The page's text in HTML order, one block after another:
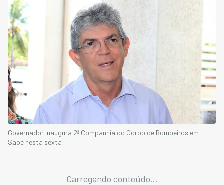
Governador inaugura 2ª Companhia do Corpo de Bombeiros em
Sapé nesta sexta
Carregando conteúdo...